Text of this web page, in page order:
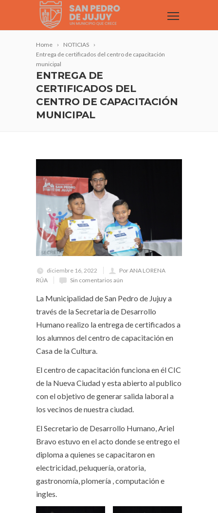
Home
NOTICIAS
Entrega de certificados del centro de capacitación
municipal
ENTREGA DE
CERTIFICADOS DEL
CENTRO DE CAPACITACIÓN
MUNICIPAL
diciembre 16, 2022
Por ANA LORENA
RÚA
Sin comentarios aún
La Municipalidad de San Pedro de Jujuy a
través de la Secretaria de Desarrollo
Humano realizo la entrega de certificados a
los alumnos del centro de capacitación en
Casa de la Cultura.
El centro de capacitación funciona en él CIC
de la Nueva Ciudad y esta abierto al publico
con el objetivo de generar salida laboral a
los vecinos de nuestra ciudad.
El Secretario de Desarrollo Humano, Ariel
Bravo estuvo en el acto donde se entrego el
diploma a quienes se capacitaron en
electricidad, peluquería, oratoria,
gastronomía, plomería , computación e
ingles.